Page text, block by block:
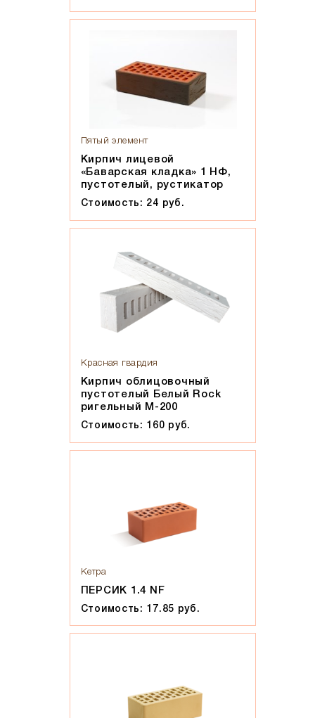
Пятый элемент
Кирпич лицевой
«Баварская кладка» 1 НФ,
пустотелый, рустикатор
Стоимость: 24 руб.
Красная гвардия
Кирпич облицовочный
пустотелый Белый Rock
ригельный М-200
Стоимость: 160 руб.
Кетра
ПЕРСИК 1.4 NF
Стоимость: 17.85 руб.